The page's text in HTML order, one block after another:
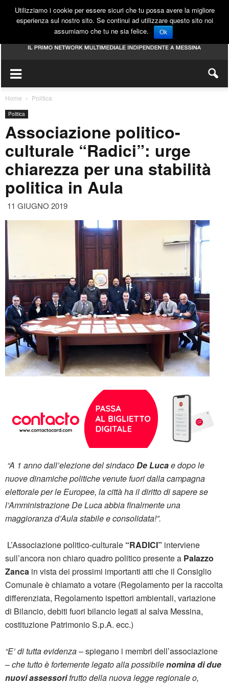
Home Politica
Politica
Associazione politico-
culturale “Radici”: urge
chiarezza per una stabilità
politica in Aula
11 GIUGNO 2019
“A 1 anno dall’elezione del sindacoDe Lucae dopo le
nuove dinamiche politiche venute fuori dalla campagna
elettorale per le Europee, la città ha il diritto di sapere se
l’Amministrazione De Luca abbia finalmente una
maggioranza d’Aula stabile e consolidata!”.
L’Associazione politico-culturale “RADICI” interviene
sull’ancora non chiaro quadro politico presente a Palazzo
Zanca in vista dei prossimi importanti atti che il Consiglio
Comunale è chiamato a votare (Regolamento per la raccolta
differenziata, Regolamento ispettori ambientali, variazione
di Bilancio, debiti fuori bilancio legati al salva Messina,
costituzione Patrimonio S.p.A. ecc.)
“E’ di tutta evidenza– spiegano i membri dell’associazione
–che tutto è fortemente legato alla possibilenomina di due
nuovi assessorifrutto della nuova legge regionale o,
Utilizziamo i cookie per essere sicuri che tu possa avere la migliore
esperienza sul nostro sito. Se continui ad utilizzare questo sito noi
assumiamo che tu ne sia felice.
Ok